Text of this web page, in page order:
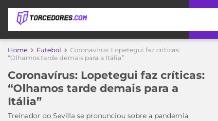
APOSTAS
DE
APOSTA
MELHORES
COPA
DO
MUNDO
Home Futebol
Coronavírus: Lopetegui faz críticas:
“Olhamos tarde demais para a Itália”
Coronavírus: Lopetegui faz críticas:
“Olhamos tarde demais para a
Itália”
Treinador do Sevilla se pronunciou sobre a pandemia